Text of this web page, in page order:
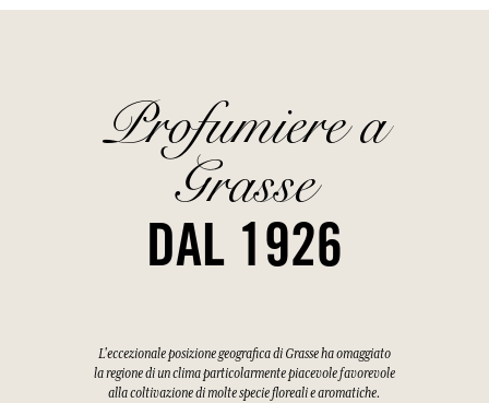
Profumiere a
Grasse
DAL 1926
L'eccezionale posizione geografica di Grasse ha omaggiato
la regione di un clima particolarmente piacevole favorevole
alla coltivazione di molte specie floreali e aromatiche.